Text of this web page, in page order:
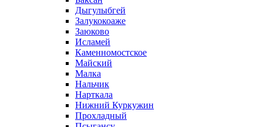
Дыгулыбгей
Залукокоаже
Заюково
Исламей
Каменномостское
Майский
Малка
Нальчик
Нарткала
Нижний Куркужин
Прохладный